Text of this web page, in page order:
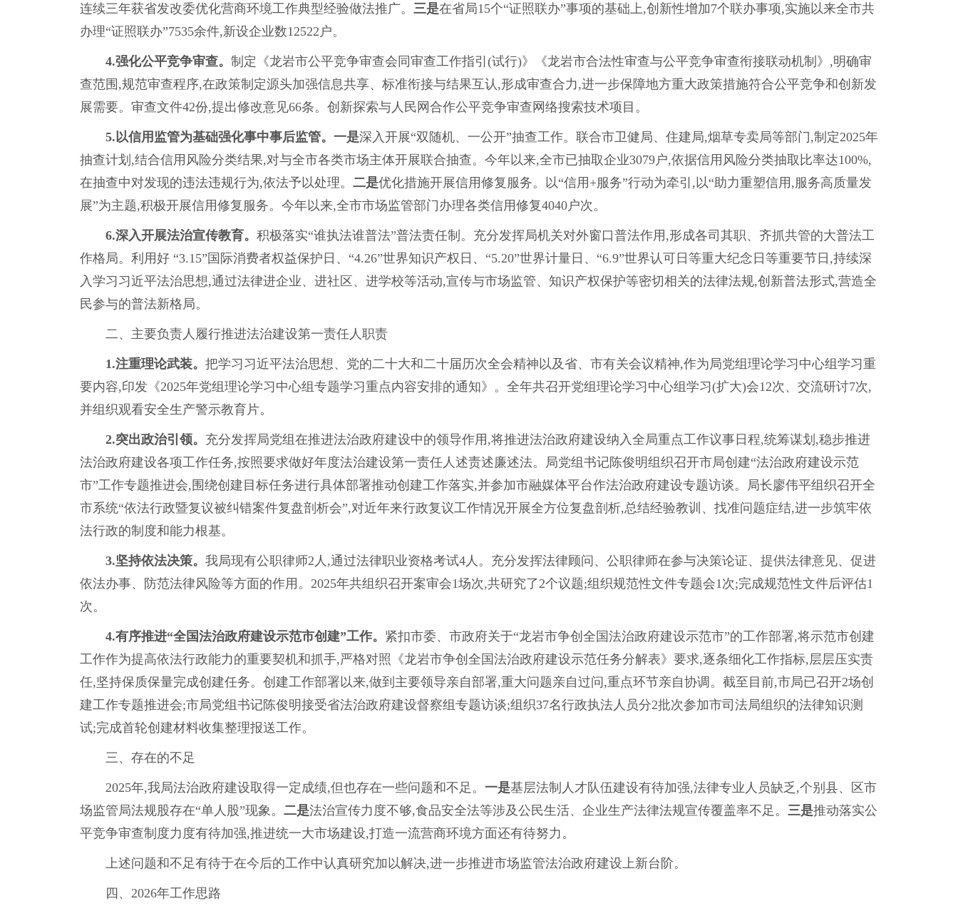
连续三年获省发改委优化营商环境工作典型经验做法推广。 三是在省局15个“证照联办”事项的基础上,创新性增加7个联办事项,实施以来全市共
办理“证照联办”7535余件,新设企业数12522户。
4.强化公平竞争审查。 制定《龙岩市公平竞争审查会同审查工作指引(试行)》《龙岩市合法性审查与公平竞争审查衔接联动机制》,明确审
查范围,规范审查程序,在政策制定源头加强信息共享、标准衔接与结果互认,形成审查合力,进一步保障地方重大政策措施符合公平竞争和创新发
展需要。审查文件42份,提出修改意见66条。创新探索与人民网合作公平竞争审查网络搜索技术项目。
5.以信用监管为基础强化事中事后监管。 一是深入开展“双随机、一公开”抽查工作。联合市卫健局、住建局,烟草专卖局等部门,制定2025年
抽查计划,结合信用风险分类结果,对与全市各类市场主体开展联合抽查。今年以来,全市已抽取企业3079户,依据信用风险分类抽取比率达100%,
在抽查中对发现的违法违规行为,依法予以处理。 二是优化措施开展信用修复服务。以“信用+服务”行动为牵引,以“助力重塑信用,服务高质量发
展”为主题,积极开展信用修复服务。今年以来,全市市场监管部门办理各类信用修复4040户次。
6.深入开展法治宣传教育。 积极落实“谁执法谁普法”普法责任制。充分发挥局机关对外窗口普法作用,形成各司其职、齐抓共管的大普法工
作格局。利用好 “3.15”国际消费者权益保护日、“4.26”世界知识产权日、“5.20”世界计量日、“6.9”世界认可日等重大纪念日等重要节日,持续深
入学习习近平法治思想,通过法律进企业、进社区、进学校等活动,宣传与市场监管、知识产权保护等密切相关的法律法规,创新普法形式,营造全
民参与的普法新格局。
二、主要负责人履行推进法治建设第一责任人职责
1.注重理论武装。 把学习习近平法治思想、党的二十大和二十届历次全会精神以及省、市有关会议精神,作为局党组理论学习中心组学习重
要内容,印发《2025年党组理论学习中心组专题学习重点内容安排的通知》。全年共召开党组理论学习中心组学习(扩大)会12次、交流研讨7次,
并组织观看安全生产警示教育片。
2.突出政治引领。 充分发挥局党组在推进法治政府建设中的领导作用,将推进法治政府建设纳入全局重点工作议事日程,统筹谋划,稳步推进
法治政府建设各项工作任务,按照要求做好年度法治建设第一责任人述责述廉述法。局党组书记陈俊明组织召开市局创建“法治政府建设示范
市”工作专题推进会,围绕创建目标任务进行具体部署推动创建工作落实,并参加市融媒体平台作法治政府建设专题访谈。局长廖伟平组织召开全
市系统“依法行政暨复议被纠错案件复盘剖析会”,对近年来行政复议工作情况开展全方位复盘剖析,总结经验教训、找准问题症结,进一步筑牢依
法行政的制度和能力根基。
3.坚持依法决策。 我局现有公职律师2人,通过法律职业资格考试4人。充分发挥法律顾问、公职律师在参与决策论证、提供法律意见、促进
依法办事、防范法律风险等方面的作用。2025年共组织召开案审会1场次,共研究了2个议题;组织规范性文件专题会1次;完成规范性文件后评估1
次。
4.有序推进“全国法治政府建设示范市创建”工作。 紧扣市委、市政府关于“龙岩市争创全国法治政府建设示范市”的工作部署,将示范市创建
工作作为提高依法行政能力的重要契机和抓手,严格对照《龙岩市争创全国法治政府建设示范任务分解表》要求,逐条细化工作指标,层层压实责
任,坚持保质保量完成创建任务。创建工作部署以来,做到主要领导亲自部署,重大问题亲自过问,重点环节亲自协调。截至目前,市局已召开2场创
建工作专题推进会;市局党组书记陈俊明接受省法治政府建设督察组专题访谈;组织37名行政执法人员分2批次参加市司法局组织的法律知识测
试;完成首轮创建材料收集整理报送工作。
三、存在的不足
2025年,我局法治政府建设取得一定成绩,但也存在一些问题和不足。 一是基层法制人才队伍建设有待加强,法律专业人员缺乏,个别县、区市
场监管局法规股存在“单人股”现象。 二是法治宣传力度不够,食品安全法等涉及公民生活、企业生产法律法规宣传覆盖率不足。 三是推动落实公
平竞争审查制度力度有待加强,推进统一大市场建设,打造一流营商环境方面还有待努力。
上述问题和不足有待于在今后的工作中认真研究加以解决,进一步推进市场监管法治政府建设上新台阶。
四、2026年工作思路